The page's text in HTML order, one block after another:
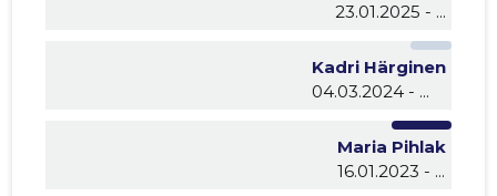
23.01.2025 - ...
Kadri Härginen
04.03.2024 - ...
Maria Pihlak
16.01.2023 - ...